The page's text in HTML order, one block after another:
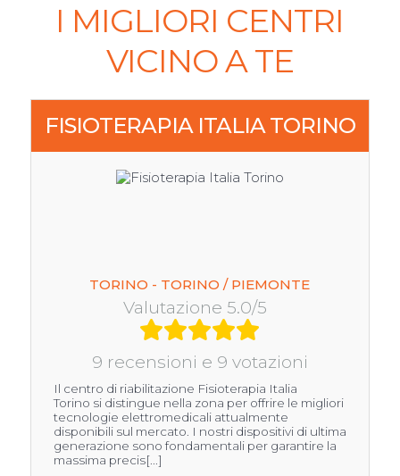
I MIGLIORI CENTRI
VICINO A TE
FISIOTERAPIA ITALIA TORINO
TORINO - TORINO / PIEMONTE
Valutazione 5.0/5
9 recensioni e 9 votazioni
Il centro di riabilitazione Fisioterapia Italia
Torino si distingue nella zona per offrire le migliori
tecnologie elettromedicali attualmente
disponibili sul mercato. I nostri dispositivi di ultima
generazione sono fondamentali per garantire la
massima precis[...]